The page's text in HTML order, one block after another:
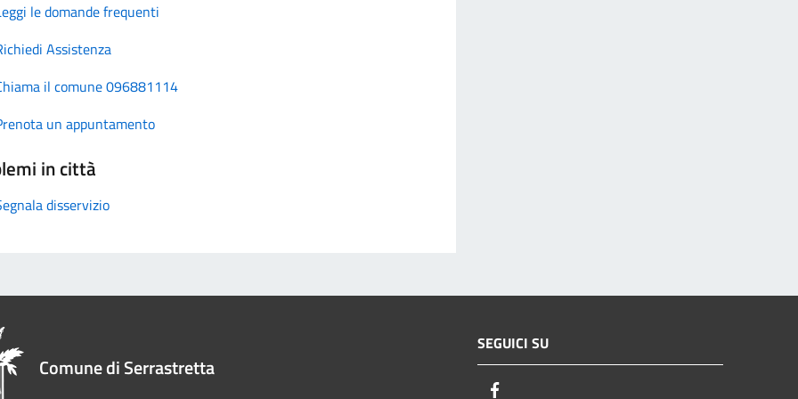
le domande frequenti
Assistenza
il comune 096881114
un appuntamento
in città
disservizio
Comune di Serrastretta
SEGUICI SU